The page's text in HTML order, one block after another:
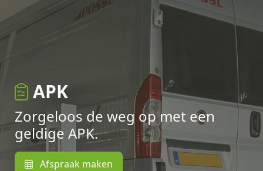
APK
Zorgeloos de weg op met een
geldige APK.
Afspraak maken